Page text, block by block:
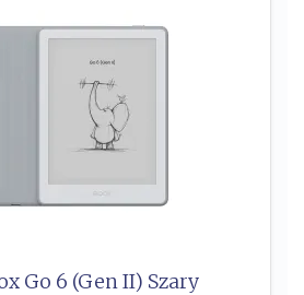
Go 6 (Gen II) Szary